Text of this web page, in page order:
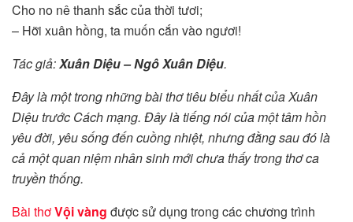
Cho no nê thanh sắc của thời tươi;
– Hỡi xuân hồng, ta muốn cắn vào ngươi!
Tác giả:Xuân Diệu – Ngô Xuân Diệu.
Đây là một trong những bài thơ tiêu biểu nhất của Xuân
Diệu trước Cách mạng. Đây là tiếng nói của một tâm hồn
yêu đời, yêu sống đến cuồng nhiệt, nhưng đằng sau đó là
cả một quan niệm nhân sinh mới chưa thấy trong thơ ca
truyền thống.
Bài thơVội vàng được sử dụng trong các chương trình